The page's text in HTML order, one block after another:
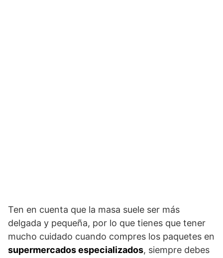
Ten en cuenta que la masa suele ser más
delgada y pequeña, por lo que tienes que tener
mucho cuidado cuando compres los paquetes en
supermercados especializados, siempre debes